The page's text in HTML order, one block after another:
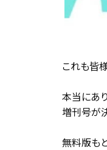
これも皆
本当にあ
増刊号が
無料版も